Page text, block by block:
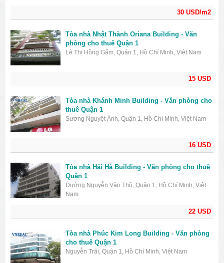
30 USD/m2
15 USD
Tòa nhà Nhật Thành Oriana Building - Văn
phòng cho thuê Quận 1
Lê Thị Hồng Gấm, Quận 1, Hồ Chí Minh, Việt Nam
16 USD
Tòa nhà Khánh Minh Building - Văn phòng cho
thuê Quận 1
Sương Nguyệt Ánh, Quận 1, Hồ Chí Minh, Việt Nam
22 USD
Tòa nhà Hải Hà Building - Văn phòng cho thuê
Quận 1
Đường Nguyễn Văn Thủ, Quận 1, Hồ Chí Minh, Việt
Nam
Tòa nhà Phúc Kim Long Building - Văn phòng
cho thuê Quận 1
Nguyễn Trãi, Quận 1, Hồ Chí Minh, Việt Nam